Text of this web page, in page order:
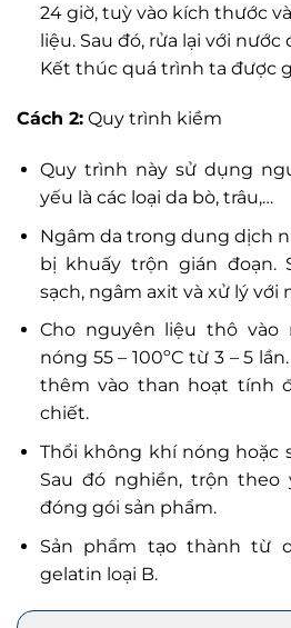
24 giờ, tuỳ vào kích thước
liệu. Sau đó, rửa lại với
Kết thúc quá trình ta được
Cách 2: Quy trình kiềm
Quy trình này sử dụng
yếu là các loại da bò, trâu,…
Ngâm da trong dung dịch
bị khuấy trộn gián đoạn.
sạch, ngâm axit và xử lý với
Cho nguyên liệu thô vào
nóng 55 – 100ºC từ 3 – 5
thêm vào than hoạt tính
chiết.
Thổi không khí nóng hoặc
Sau đó nghiền, trộn theo
đóng gói sản phẩm.
Sản phẩm tạo thành từ
gelatin loại B.